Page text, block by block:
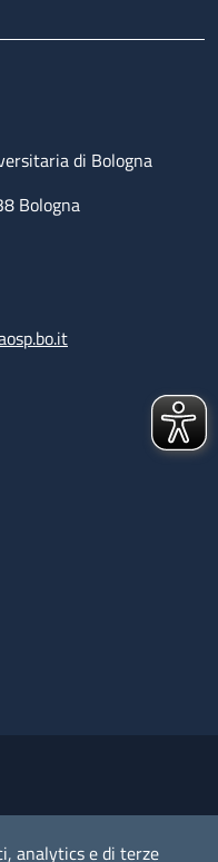
analytics e di terze
di Bologna
Bologna